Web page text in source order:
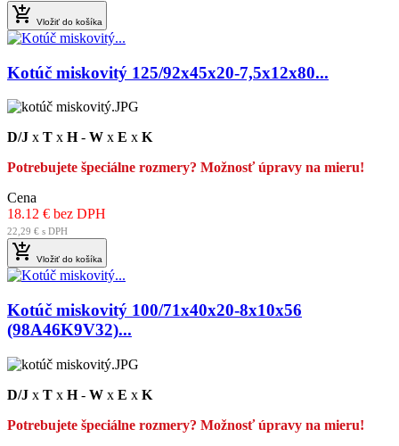
 Vložiť do košíka
Kotúč miskovitý 125/92x45x20-7,5x12x80...
D/J x T x H- W x E x K
Potrebujete špeciálne rozmery? Možnosť úpravy na mieru!
Cena
18.12 € bez DPH
22,29 € s DPH
 Vložiť do košíka
Kotúč miskovitý 100/71x40x20-8x10x56
(98A46K9V32)...
D/J x T x H- W x E x K
Potrebujete špeciálne rozmery? Možnosť úpravy na mieru!